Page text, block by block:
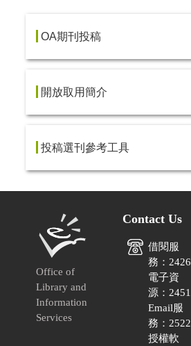
OA期刊投稿
開放取用簡介
投稿選刊參考工具
Office of
Library and
Information
Services
Contact Us
借閱服
務：2426
電子資
源：2451
Email服
務：2522
授權軟